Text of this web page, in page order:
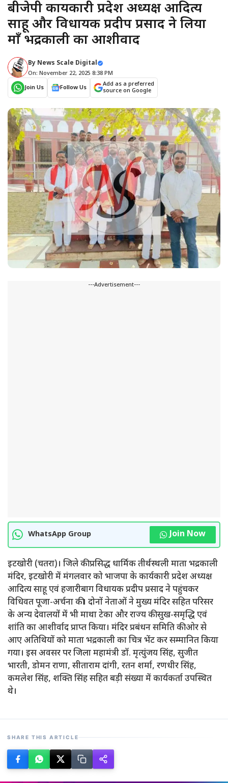
बीजेपी कार्यकारी प्रदेश अध्यक्ष आदित्य
साहू और विधायक प्रदीप प्रसाद ने लिया
माँ भद्रकाली का आशीर्वाद
By News Scale Digital
On: November 22, 2025 8:38 PM
Join Us
Follow Us
Add as a preferred
source on Google
---Advertisement---
WhatsApp Group Join Now
इटखोरी (चतरा)। जिले की प्रसिद्ध धार्मिक तीर्थस्थली माता भद्रकाली
मंदिर, इटखोरी में मंगलवार को भाजपा के कार्यकारी प्रदेश अध्यक्ष
आदित्य साहू एवं हजारीबाग विधायक प्रदीप प्रसाद ने पहुंचकर
विधिवत पूजा-अर्चना की। दोनों नेताओं ने मुख्य मंदिर सहित परिसर
के अन्य देवालयों में भी माथा टेका और राज्य की सुख-समृद्धि एवं
शांति का आशीर्वाद प्राप्त किया। मंदिर प्रबंधन समिति की ओर से
आए अतिथियों को माता भद्रकाली का चित्र भेंट कर सम्मानित किया
गया। इस अवसर पर जिला महामंत्री डॉ. मृत्युंजय सिंह, सुजीत
भारती, डोमन राणा, सीताराम दांगी, रतन शर्मा, रणधीर सिंह,
कमलेश सिंह, शक्ति सिंह सहित बड़ी संख्या में कार्यकर्ता उपस्थित
थे।
SHARE THIS ARTICLE